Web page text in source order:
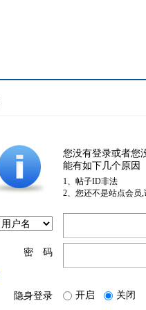
您没有登录或者您
能有如下几个原因
1、帖子ID非法
2、您还不是站点会员
密 码
隐身登录 开启 关闭